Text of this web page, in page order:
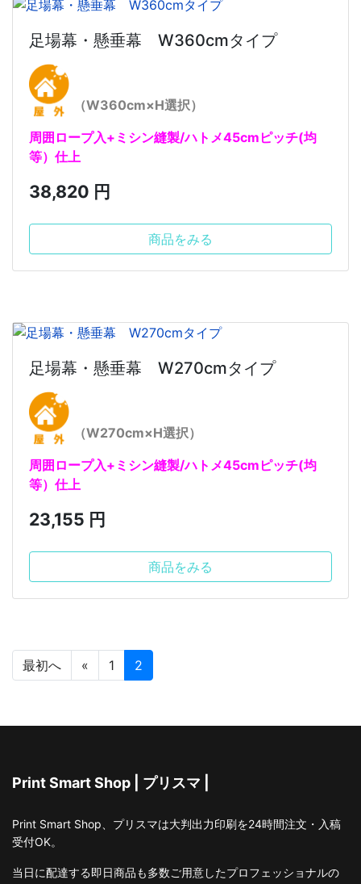
足場幕・懸垂幕 W360cmタイプ
（W360cm×H選択）
周囲ロープ入+ミシン縫製/ハトメ45cmピッチ(均
等）仕上
38,820 円
商品をみる
足場幕・懸垂幕 W270cmタイプ
（W270cm×H選択）
周囲ロープ入+ミシン縫製/ハトメ45cmピッチ(均
等）仕上
23,155 円
商品をみる
最初へ « 1 2
Print Smart Shop | プリスマ |
Print Smart Shop、プリスマは大判出力印刷を24時間注文・入稿
受付OK。
当日に配達する即日商品も多数ご用意したプロフェッショナルの